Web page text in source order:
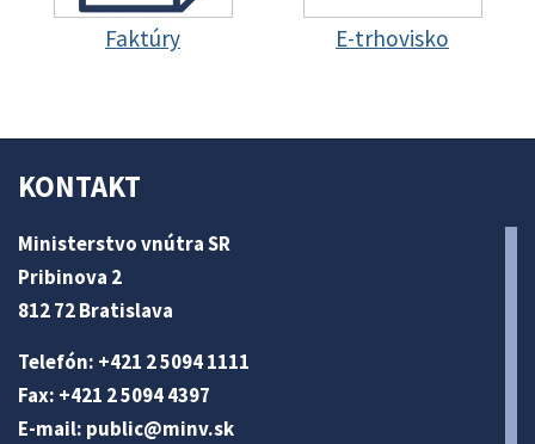
Faktúry E-trhovisko
KONTAKT
Ministerstvo vnútra SR
Pribinova 2
812 72 Bratislava
Telefón: +421 2 5094 1111
Fax: +421 2 5094 4397
E-mail: public@minv.sk